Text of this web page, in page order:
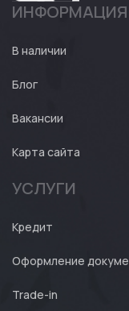
Авто
ИНФОРМАЦИЯ
В наличии
Блог
Вакансии
Карта сайта
УСЛУГИ
Кредит
Оформление
Trade-in